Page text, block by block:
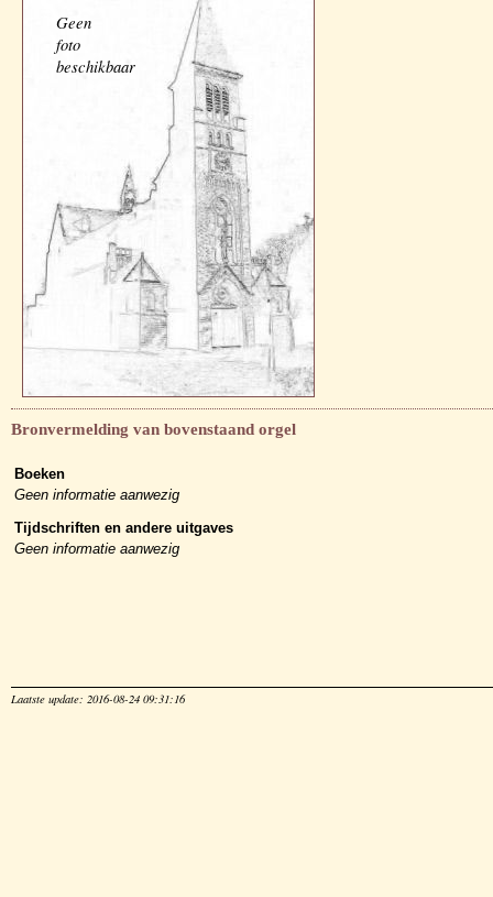
Geen
foto
beschikbaar
Bronvermelding van bovenstaand orgel
Boeken
Geen informatie aanwezig
Tijdschriften en andere uitgaves
Geen informatie aanwezig
Laatste update: 2016-08-24 09:31:16